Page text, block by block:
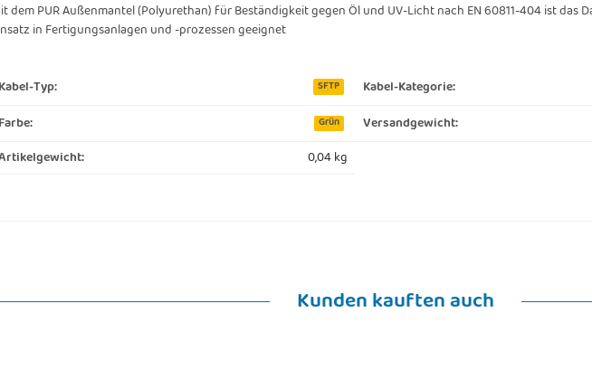
dem PUR Außenmantel (Polyurethan) für Beständigkeit gegen Öl und UV-Licht nach EN 60811-404 ist das
in Fertigungsanlagen und -prozessen geeignet
Kabel-Typ: SFTP Kabel-Kategorie:
Farbe: Grün Versandgewicht:
0,04kg
Kunden kauften auch